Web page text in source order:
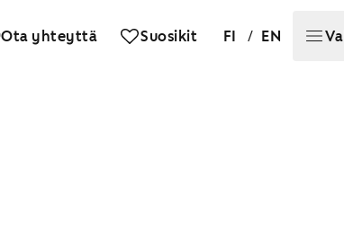
Ota yhteyttä Suosikit FI / EN